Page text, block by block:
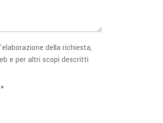
della richiesta,
e per altri scopi descritti